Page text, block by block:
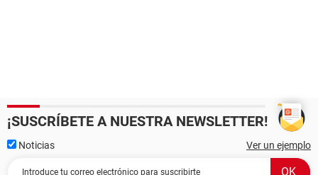
¡SUSCRÍBETE A NUESTRA NEWSLETTER!
Noticias Ver un ejemplo